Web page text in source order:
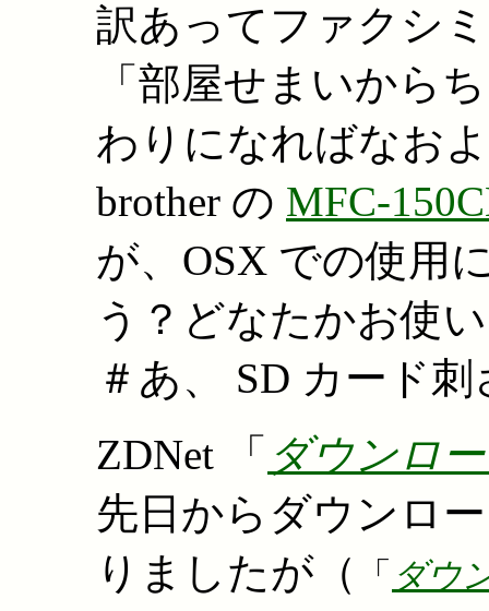
訳あってファクシ
「部屋せまいから
わりになればなお
brother の MFC-
が、OSX での使用
う？どなたかお使
＃あ、 SD カード
ZDNet 「 ダウンロ
先日からダウンロ
りましたが（
「 ダウ